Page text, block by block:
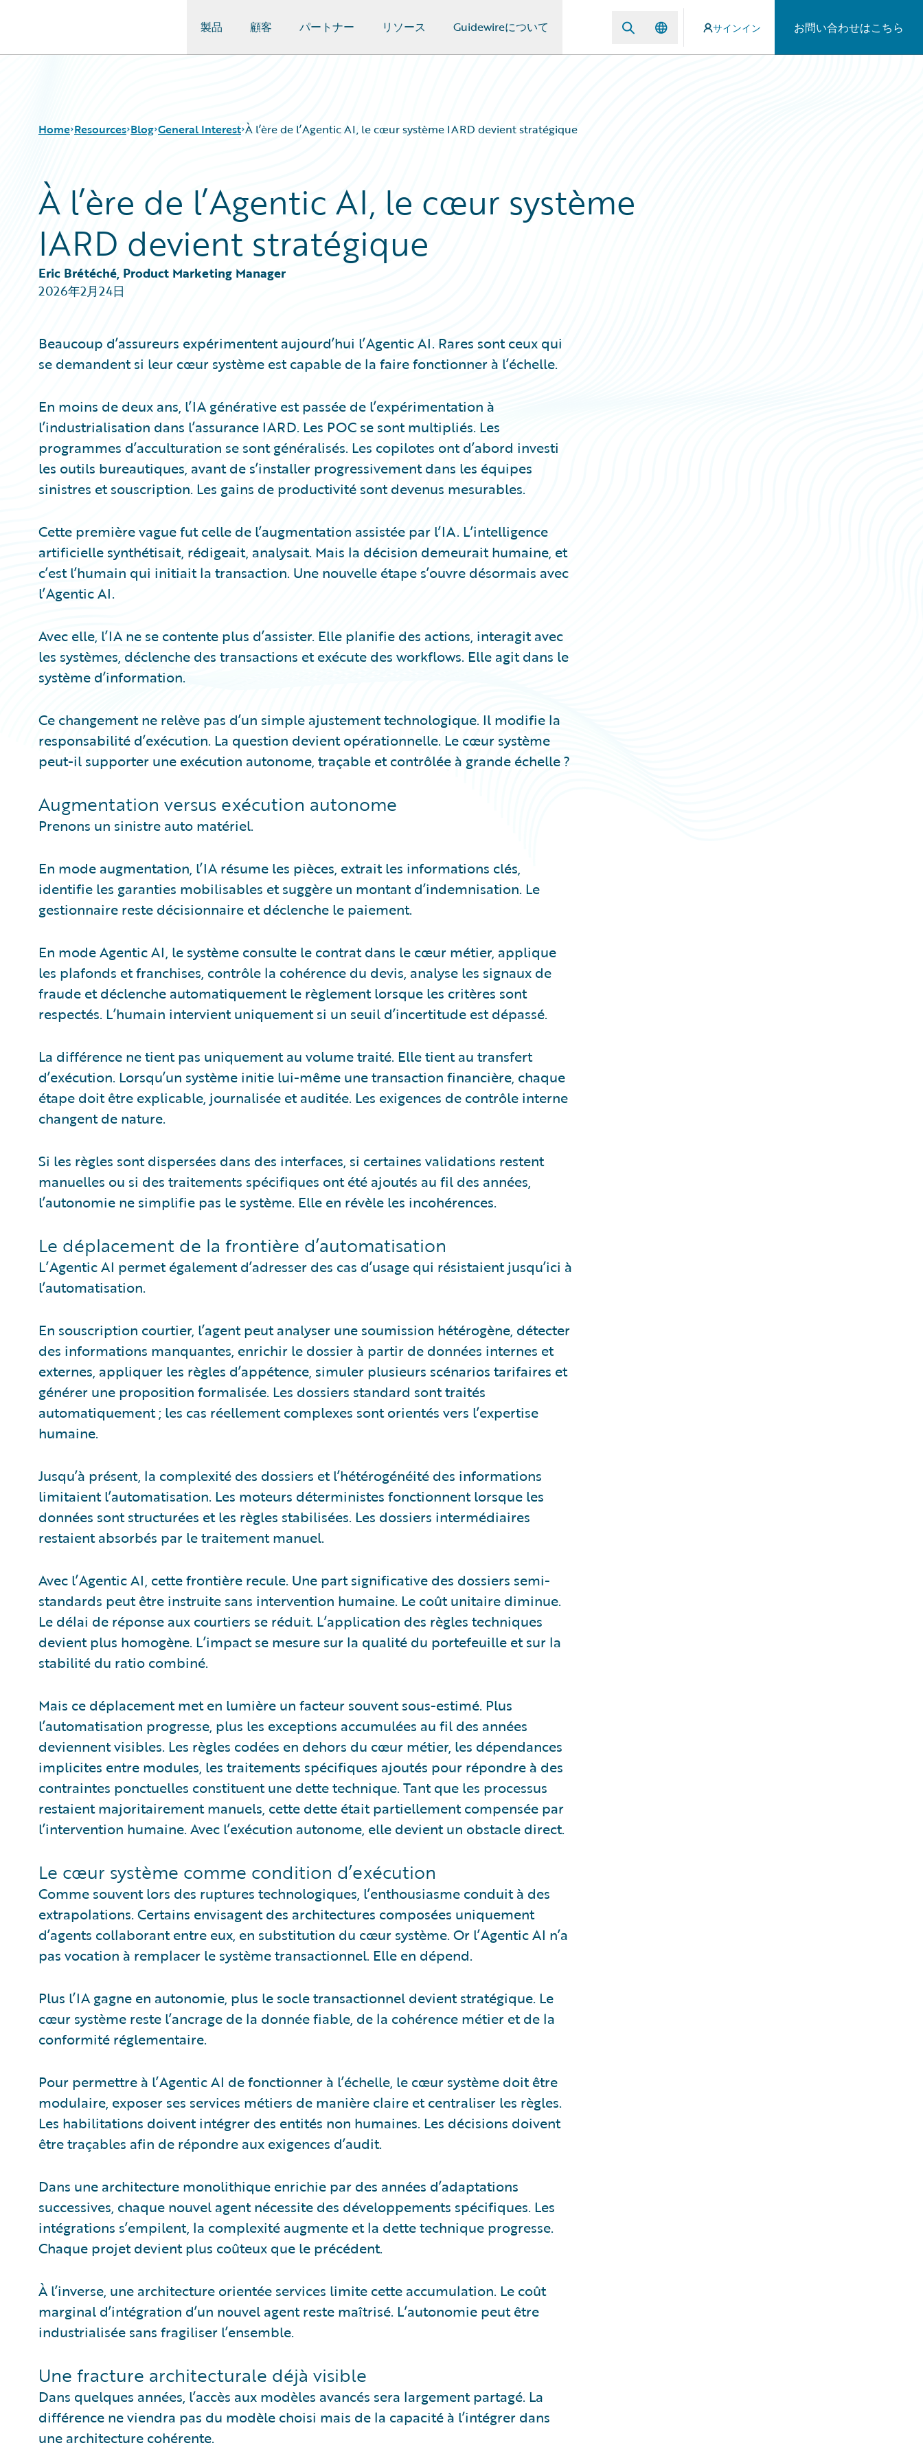
製品 顧客 パートナー リソース Guidewireについて サインイン お問い合わせはこちら
Home Resources
Download Center
Guidewire Conversations
Podcasts
Blog
Insurance Technology FAQ
Blog
All Blog Posts
Best Practices
Careers
Customer Viewpoint
General Interest
Intelligent Experience
Trends
General Interest À l’ère de l’Agentic AI, le cœur système IARD devient stratégique
À l’ère de l’Agentic AI, le cœur système
IARD devient stratégique
Eric Brétéché, Product Marketing Manager
2026年2月24日
Beaucoup d’assureurs expérimentent aujourd’hui l’Agentic AI. Rares sont ceux qui
se demandent si leur cœur système est capable de la faire fonctionner à l’échelle.
En moins de deux ans, l’IA générative est passée de l’expérimentation à
l’industrialisation dans l’assurance IARD. Les POC se sont multipliés. Les
programmes d’acculturation se sont généralisés. Les copilotes ont d’abord investi
les outils bureautiques, avant de s’installer progressivement dans les équipes
sinistres et souscription. Les gains de productivité sont devenus mesurables.
Cette première vague fut celle de l’augmentation assistée par l’IA. L’intelligence
artificielle synthétisait, rédigeait, analysait. Mais la décision demeurait humaine, et
c’est l’humain qui initiait la transaction. Une nouvelle étape s’ouvre désormais avec
l’Agentic AI.
Avec elle, l’IA ne se contente plus d’assister. Elle planifie des actions, interagit avec
les systèmes, déclenche des transactions et exécute des workflows. Elle agit dans le
système d’information.
Ce changement ne relève pas d’un simple ajustement technologique. Il modifie la
responsabilité d’exécution. La question devient opérationnelle. Le cœur système
peut-il supporter une exécution autonome, traçable et contrôlée à grande échelle ?
Augmentation versus exécution autonome
Prenons un sinistre auto matériel.
En mode augmentation, l’IA résume les pièces, extrait les informations clés,
identifie les garanties mobilisables et suggère un montant d’indemnisation. Le
gestionnaire reste décisionnaire et déclenche le paiement.
En mode Agentic AI, le système consulte le contrat dans le cœur métier, applique
les plafonds et franchises, contrôle la cohérence du devis, analyse les signaux de
fraude et déclenche automatiquement le règlement lorsque les critères sont
respectés. L’humain intervient uniquement si un seuil d’incertitude est dépassé.
La différence ne tient pas uniquement au volume traité. Elle tient au transfert
d’exécution. Lorsqu’un système initie lui-même une transaction financière, chaque
étape doit être explicable, journalisée et auditée. Les exigences de contrôle interne
changent de nature.
Si les règles sont dispersées dans des interfaces, si certaines validations restent
manuelles ou si des traitements spécifiques ont été ajoutés au fil des années,
l’autonomie ne simplifie pas le système. Elle en révèle les incohérences.
Le déplacement de la frontière d’automatisation
L’Agentic AI permet également d’adresser des cas d’usage qui résistaient jusqu’ici à
l’automatisation.
En souscription courtier, l’agent peut analyser une soumission hétérogène, détecter
des informations manquantes, enrichir le dossier à partir de données internes et
externes, appliquer les règles d’appétence, simuler plusieurs scénarios tarifaires et
générer une proposition formalisée. Les dossiers standard sont traités
automatiquement ; les cas réellement complexes sont orientés vers l’expertise
humaine.
Jusqu’à présent, la complexité des dossiers et l’hétérogénéité des informations
limitaient l’automatisation. Les moteurs déterministes fonctionnent lorsque les
données sont structurées et les règles stabilisées. Les dossiers intermédiaires
restaient absorbés par le traitement manuel.
Avec l’Agentic AI, cette frontière recule. Une part significative des dossiers semi-
standards peut être instruite sans intervention humaine. Le coût unitaire diminue.
Le délai de réponse aux courtiers se réduit. L’application des règles techniques
devient plus homogène. L’impact se mesure sur la qualité du portefeuille et sur la
stabilité du ratio combiné.
Mais ce déplacement met en lumière un facteur souvent sous-estimé. Plus
l’automatisation progresse, plus les exceptions accumulées au fil des années
deviennent visibles. Les règles codées en dehors du cœur métier, les dépendances
implicites entre modules, les traitements spécifiques ajoutés pour répondre à des
contraintes ponctuelles constituent une dette technique. Tant que les processus
restaient majoritairement manuels, cette dette était partiellement compensée par
l’intervention humaine. Avec l’exécution autonome, elle devient un obstacle direct.
Le cœur système comme condition d’exécution
Comme souvent lors des ruptures technologiques, l’enthousiasme conduit à des
extrapolations. Certains envisagent des architectures composées uniquement
d’agents collaborant entre eux, en substitution du cœur système. Or l’Agentic AI n’a
pas vocation à remplacer le système transactionnel. Elle en dépend.
Plus l’IA gagne en autonomie, plus le socle transactionnel devient stratégique. Le
cœur système reste l’ancrage de la donnée fiable, de la cohérence métier et de la
conformité réglementaire.
Pour permettre à l’Agentic AI de fonctionner à l’échelle, le cœur système doit être
modulaire, exposer ses services métiers de manière claire et centraliser les règles.
Les habilitations doivent intégrer des entités non humaines. Les décisions doivent
être traçables afin de répondre aux exigences d’audit.
Dans une architecture monolithique enrichie par des années d’adaptations
successives, chaque nouvel agent nécessite des développements spécifiques. Les
intégrations s’empilent, la complexité augmente et la dette technique progresse.
Chaque projet devient plus coûteux que le précédent.
À l’inverse, une architecture orientée services limite cette accumulation. Le coût
marginal d’intégration d’un nouvel agent reste maîtrisé. L’autonomie peut être
industrialisée sans fragiliser l’ensemble.
Une fracture architecturale déjà visible
Dans quelques années, l’accès aux modèles avancés sera largement partagé. La
différence ne viendra pas du modèle choisi mais de la capacité à l’intégrer dans
une architecture cohérente.